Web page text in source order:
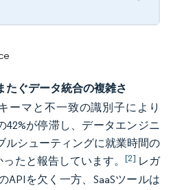
たぐデータ統合の複雑さ
ーマと不一致の識別子により
42%が停滞し、データエンジニ
ルシューティングに就業時間の
たと報告しています。 [2] レガ
APIを欠く一方、SaaSツールは